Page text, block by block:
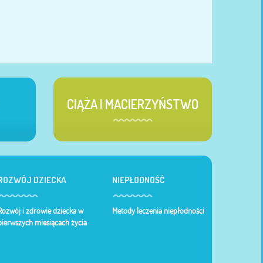
CIĄŻA I MACIERZYŃSTWO
DZIECKA
i zdrowie dziecka w
miesiącach życia
NIEPŁODNOŚĆ
Metody leczenia niepłodności